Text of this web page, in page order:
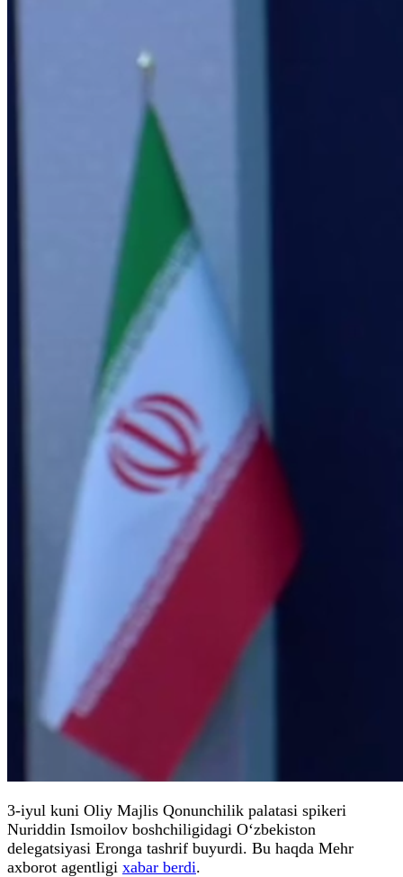
3-iyul kuni Oliy Majlis Qonunchilik palatasi spikeri
Nuriddin Ismoilov boshchiligidagi O‘zbekiston
delegatsiyasi Eronga tashrif buyurdi. Bu haqda Mehr
axborot agentligi xabar berdi.